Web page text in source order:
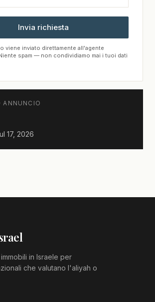
Invia richiesta
viene inviato direttamente all'agente
spam — non condividiamo mai i tuoi dati
ANNUNCIO
17, 2026
in Israele per
che valutano l'aliyah o